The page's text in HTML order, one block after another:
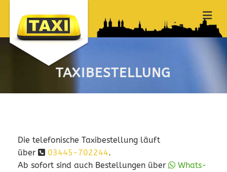
TAXIBESTELLUNG
Die te­le­fo­ni­sche Ta­xi­be­stel­lung läuft
über  03445-702244.
Ab so­fort sind auch Be­stel­lun­gen über  Whats­